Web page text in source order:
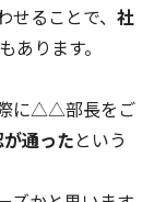
ることで、 社
あります。
に△△部長をご
通ったという